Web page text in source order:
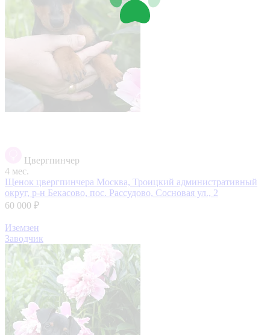
Цвергпинчер
4 мес.
Щенок цвергпинчера Москва, Троицкий административный
округ, р-н Бекасово, пос. Рассудово, Сосновая ул., 2
60 000 ₽
Иземзен
Заводчик